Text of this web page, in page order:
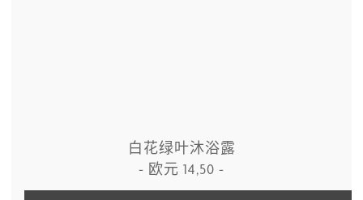
白花绿叶沐浴露
- 欧元 14,50 -